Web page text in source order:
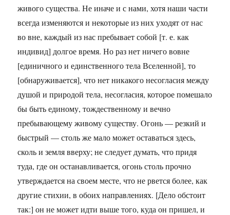
живого существа. Не иначе и с нами, хотя наши части
всегда изменяются и некоторые из них уходят от нас
во вне, каждый из нас пребывает собой [т. е. как
индивид] долгое время. Но раз нет ничего вовне
[единичного и единственного тела Вселенной], то
[обнаруживается], что нет никакого несогласия между
душой и природой тела, несогласия, которое помешало
бы быть единому, тождественному и вечно
пребывающему живому существу. Огонь — резкий и
быстрый — столь же мало может оставаться здесь,
сколь и земля вверху; не следует думать, что придя
туда, где он останавливается, огонь столь прочно
утверждается на своем месте, что не рвется более, как
другие стихии, в обоих направлениях. [Дело обстоит
так:] он не может идти выше того, куда он пришел, и